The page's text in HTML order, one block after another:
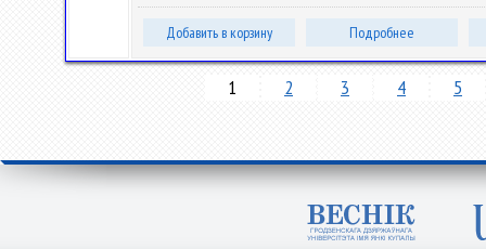
Добавить в корзину Подробнее
1 2 3 4 5